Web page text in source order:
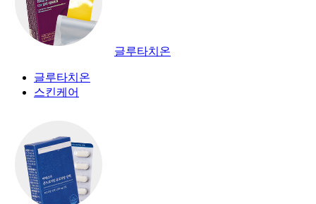
글루타치온
글루타치온
스킨케어